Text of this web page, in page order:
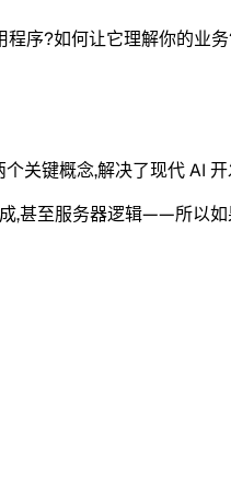
程序?如何让它理解你的业
关键概念,解决了现代 AI
甚至服务器逻辑——所以如